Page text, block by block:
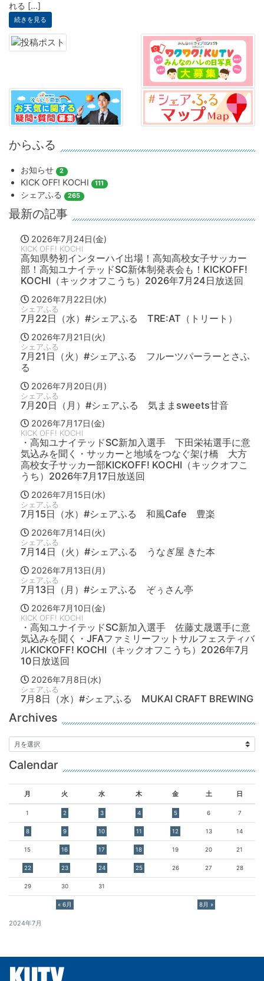
れる [...]
続きを見る
からふる
お知らせ 2
KICK OFF! KOCHI 111
シェアふる 265
最新の記事
2026年7月24日(金)
KICK OFF! KOCHI
高知県勢初インターハイ出場！高知高校女子サッカー
部！高知ユナイテッドSC新体制発表会も！KICKOFF!
KOCHI（キックオフこうち）2026年7月24日放送回
2026年7月22日(水)
シェアふる
7月22日（水）#シェアふる TRE:AT（トリート）
2026年7月21日(火)
シェアふる
7月21日（火）#シェアふる フルーツパーラーとさふ
る
2026年7月20日(月)
シェアふる
7月20日（月）#シェアふる 気ままsweets甘音
2026年7月17日(金)
KICK OFF! KOCHI
・高知ユナイテッドSC新加入選手 下田栄祐選手に意
気込みを聞く・サッカーと地域をつなぐ架け橋 大方
高校女子サッカー部KICKOFF! KOCHI（キックオフこ
うち）2026年7月17日放送回
2026年7月15日(水)
シェアふる
7月15日（水）#シェアふる 和風Cafe 豊楽
2026年7月14日(火)
シェアふる
7月14日（火）#シェアふる うなぎ屋 きた本
2026年7月13日(月)
シェアふる
7月13日（月）#シェアふる ぞぅさん亭
2026年7月10日(金)
KICK OFF! KOCHI
・高知ユナイテッドSC新加入選手 佐藤丈晟選手に意
気込みを聞く・JFAファミリーフットサルフェスティバ
ルKICKOFF! KOCHI（キックオフこうち）2026年7月
10日放送回
2026年7月8日(水)
シェアふる
7月8日（水）#シェアふる MUKAI CRAFT BREWING
Archives
Calendar
2024年7月
月 火 水 木 金 土 日
« 6月 8月 »
1 2 3 4 5 6 7
8 9 10 11 12 13 14
15 16 17 18 19 20 21
22 23 24 25 26 27 28
29 30 31